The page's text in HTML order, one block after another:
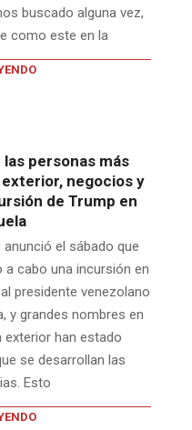
buscado alguna vez,
como este en la
personas más
negocios y
de Trump en
anunció el sábado que
a cabo una incursión en
presidente venezolano
y grandes nombres en
han estado
se desarrollan las
Esto